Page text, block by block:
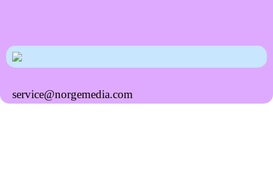
service@norgemedia.com